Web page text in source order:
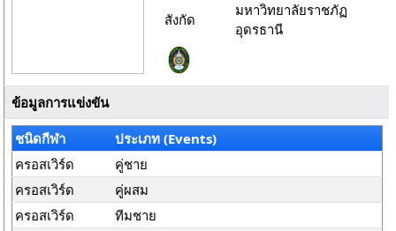
สังกัด
มหาวิทยาลัยราชภัฏ
อุดรธานี
ข้อมูลการแข่งขัน
ชนิดกีฬา
ประเภท (Events)
ครอสเวิร์ด
คู่ชาย
ครอสเวิร์ด
คู่ผสม
ครอสเวิร์ด
ทีมชาย